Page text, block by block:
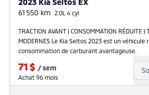
61 550 km 2.0L 4 cyl
TRACTION AVANT | CONSOMMATION RÉDUITE |
MODERNES Le Kia Seltos 2023 est un véhicule
consommation de carburant avantageuse.
71 $ /sem
Achat 96 mois